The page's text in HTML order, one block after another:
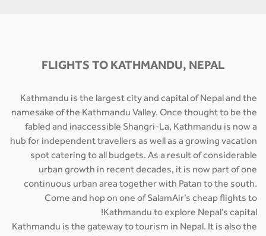
FLIGHTS TO KATHMANDU, NEPAL
Kathmandu is the largest city and capital of Nepal and the
namesake of the Kathmandu Valley. Once thought to be the
fabled and inaccessible Shangri-La, Kathmandu is now a
hub for independent travellers as well as a growing vacation
spot catering to all budgets. As a result of considerable
urban growth in recent decades, it is now part of one
continuous urban area together with Patan to the south.
Come and hop on one of SalamAir’s cheap flights to
Kathmandu to explore Nepal’s capital!
Kathmandu is the gateway to tourism in Nepal. It is also the